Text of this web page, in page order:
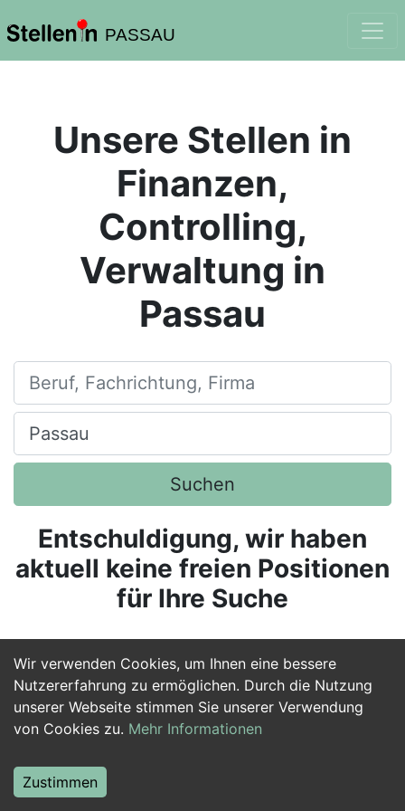
PASSAU
Wir verwenden Cookies, um Ihnen eine bessere
Nutzererfahrung zu ermöglichen. Durch die Nutzung
unserer Webseite stimmen Sie unserer Verwendung
von Cookies zu. Mehr Informationen
Zustimmen
Unsere Stellen in
Finanzen,
Controlling,
Verwaltung in
Passau
Beruf, Fachrichtung, Firma
Ort, Stadt
Suchen
Entschuldigung, wir haben
aktuell keine freien Positionen
für Ihre Suche